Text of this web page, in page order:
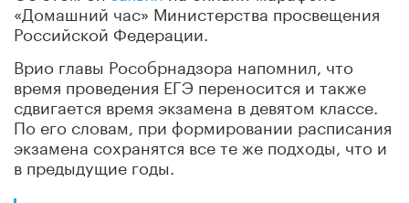
«Домашний час» Министерства просвещения
Российской Федерации.
Врио главы Рособрнадзора напомнил, что
время проведения ЕГЭ переносится и также
сдвигается время экзамена в девятом классе.
По его словам, при формировании расписания
экзамена сохранятся все те же подходы, что и
в предыдущие годы.